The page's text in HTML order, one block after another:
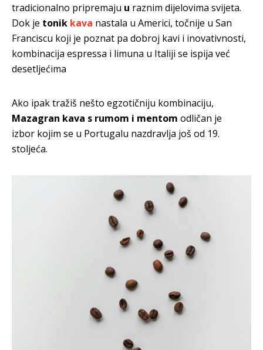
tradicionalno pripremaju u raznim dijelovima svijeta.
Dok je tonik kava nastala u Americi, točnije u San
Franciscu koji je poznat pa dobroj kavi i inovativnosti,
kombinacija espressa i limuna u Italiji se ispija već
desetljećima
Ako ipak tražiš nešto egzotičniju kombinaciju,
Mazagran kava s rumom i mentom odličan je
izbor kojim se u Portugalu nazdravlja još od 19.
stoljeća.